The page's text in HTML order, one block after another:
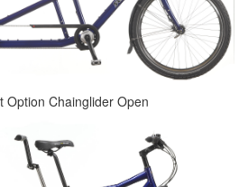
Option Chainglider Open